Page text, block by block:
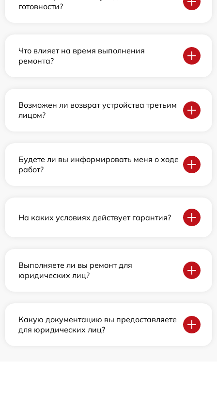
готовности?
Что влияет на время выполнения
ремонта?
Возможен ли возврат устройства третьим
лицом?
Будете ли вы информировать меня о ходе
работ?
На каких условиях действует гарантия?
Выполняете ли вы ремонт для
юридических лиц?
Какую документацию вы предоставляете
для юридических лиц?